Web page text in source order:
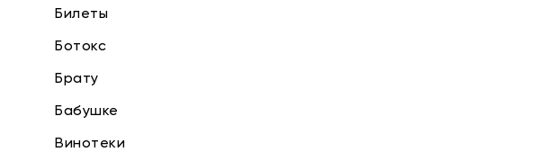
Билеты
Ботокс
Брату
Бабушке
Винотеки